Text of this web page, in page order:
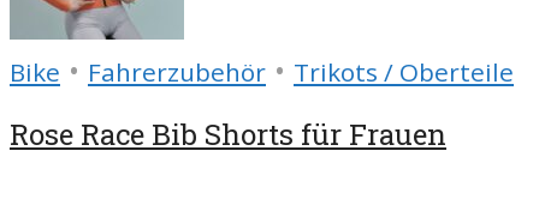
Bike • Fahrerzubehör • Trikots / Oberteile
Rose Race Bib Shorts für Frauen